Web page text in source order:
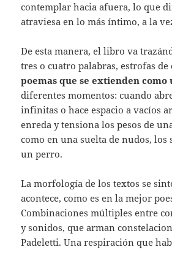
contemplar hacia afuera, lo que
atraviesa en lo más íntimo, a la
De esta manera, el libro va
tres o cuatro palabras, estrofas de
poemas que se extienden
diferentes momentos: cuando
infinitas o hace espacio a vacíos
enreda y tensiona los pesos de
como en una suelta de nudos, los
un perro.
La morfología de los textos se
acontece, como es en la mejor
Combinaciones múltiples entre
y sonidos, que arman
Padeletti. Una respiración que